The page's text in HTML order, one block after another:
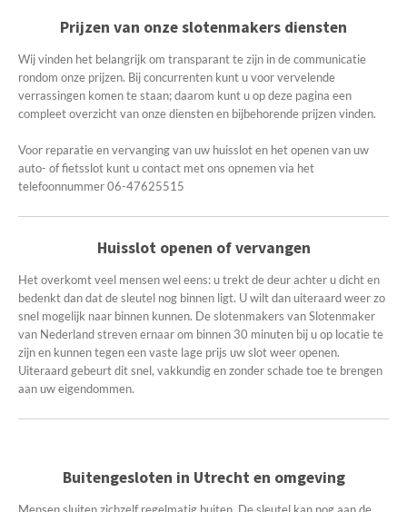
Prijzen van onze slotenmakers diensten
Wij vinden het belangrijk om transparant te zijn in de communicatie
rondom onze prijzen. Bij concurrenten kunt u voor vervelende
verrassingen komen te staan; daarom kunt u op deze pagina een
compleet overzicht van onze diensten en bijbehorende prijzen vinden.
Voor reparatie en vervanging van uw huisslot en het openen van uw
auto- of fietsslot kunt u contact met ons opnemen via het
telefoonnummer 06-47625515
Huisslot openen of vervangen
Het overkomt veel mensen wel eens: u trekt de deur achter u dicht en
bedenkt dan dat de sleutel nog binnen ligt. U wilt dan uiteraard weer zo
snel mogelijk naar binnen kunnen. De slotenmakers van Slotenmaker
van Nederland streven ernaar om binnen 30 minuten bij u op locatie te
zijn en kunnen tegen een vaste lage prijs uw slot weer openen.
Uiteraard gebeurt dit snel, vakkundig en zonder schade toe te brengen
aan uw eigendommen.
Buitengesloten in Utrecht en omgeving